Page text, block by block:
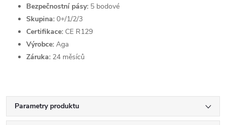
Bezpečnostní pásy: 5 bodové
Skupina: 0+/1/2/3
Certifikace: CE R129
Výrobce: Aga
Záruka: 24 měsíců
Parametry produktu